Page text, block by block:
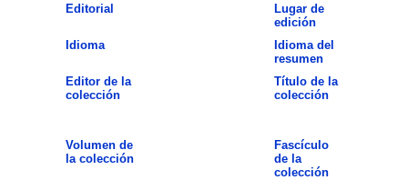
Editorial
Lugar de
edición
Idioma
Idioma del
resumen
Editor de la
colección
Título de la
colección
Volumen de
la colección
Fascículo
de la
colección